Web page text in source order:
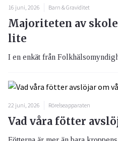
16 juni, 2026 Barn & Graviditet
Majoriteten av
lite
I en enkät från
22 juni, 2026 Rörelseapparaten
Vad våra fötter